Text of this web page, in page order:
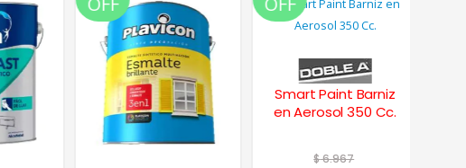
Smart Paint Barniz
en Aerosol 350 Cc.
6.967